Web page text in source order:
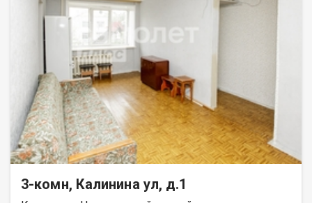
квартире выполнен косметический ремонт, благодаря чему
можно заехать и жить сразу после покупки. Квартира очень
тёплая, комфортная для проживания в любое время года.
Дом расположен в районе с развитой инфраструктурой и
отличной транспортной доступностью. В шаговой
доступности находятся Бульвар Строителей, Московская
площадь, ТЦ «Лето», магазины, школы, детские сады и
остановки общественного транспорта. Удобная транспортная
развязка позволяет быстро добраться в любую часть
города. Дополнительным преимуществом является наличие
хорошей наземной парковки рядом с домом, где всегда
можно найти место для автомобиля. В доме проживают
спокойные и тихие соседи, что создаёт комфортную
атмосферу для проживания. Приобретая недвижимость
через АН «Самолет Плюс», вы получаете:• юридическое
3-комн, Калинина ул, д.1